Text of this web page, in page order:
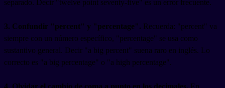
separado. Decir "twelve point seventy-five" es un error frecuente.
3. Confundir "percent" y "percentage". Recuerda: "percent" va
siempre con un número específico, "percentage" se usa como
sustantivo general. Decir "a big percent" suena raro en inglés. Lo
correcto es "a big percentage" o "a high percentage".
4. Olvidar el cambio de coma a punto en los decimales. En